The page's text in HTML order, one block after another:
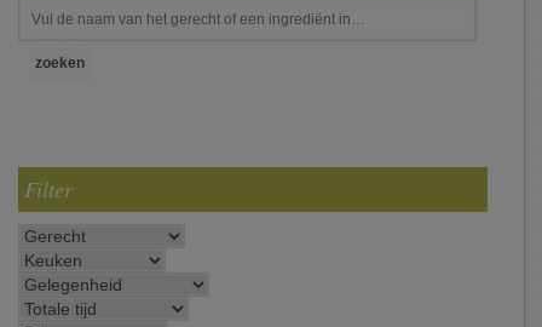
Filter